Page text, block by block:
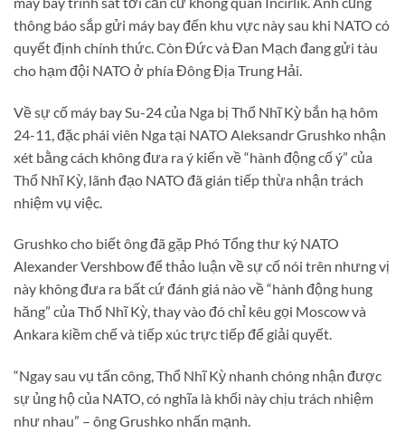
thông báo sắp gửi máy bay đến khu vực này sau khi NATO có
quyết định chính thức. Còn Đức và Đan Mạch đang gửi tàu
cho hạm đội NATO ở phía Đông Địa Trung Hải.
Về sự cố máy bay Su-24 của Nga bị Thổ Nhĩ Kỳ bắn hạ hôm
24-11, đặc phái viên Nga tại NATO Aleksandr Grushko nhận
xét bằng cách không đưa ra ý kiến về “hành động cố ý” của
Thổ Nhĩ Kỳ, lãnh đạo NATO đã gián tiếp thừa nhận trách
nhiệm vụ việc.
Grushko cho biết ông đã gặp Phó Tổng thư ký NATO
Alexander Vershbow để thảo luận về sự cố nói trên nhưng vị
này không đưa ra bất cứ đánh giá nào về “hành động hung
hăng” của Thổ Nhĩ Kỳ, thay vào đó chỉ kêu gọi Moscow và
Ankara kiềm chế và tiếp xúc trực tiếp để giải quyết.
“Ngay sau vụ tấn công, Thổ Nhĩ Kỳ nhanh chóng nhận được
sự ủng hộ của NATO, có nghĩa là khối này chịu trách nhiệm
như nhau” – ông Grushko nhấn mạnh.